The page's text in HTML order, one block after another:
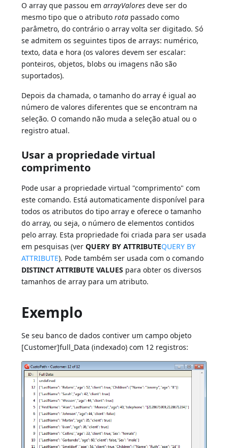
O array que passou emarrayValores deve ser do
mesmo tipo que o atributorota passado como
parâmetro, do contrário o array volta ser digitado. Só
se admitem os seguintes tipos de arrays: numérico,
texto, data e hora (os valores devem ser escalar:
ponteiros, objetos, blobs ou imagens não são
suportados).
Depois da chamada, o tamanho do array é igual ao
número de valores diferentes que se encontram na
seleção. O comando não muda a seleção atual ou o
registro atual.
Usar a propriedade virtual
comprimento
Pode usar a propriedade virtual "comprimento" com
este comando. Está automaticamente disponível para
todos os atributos do tipo array e oferece o tamanho
do array, ou seja, o número de elementos contidos
pelo array. Esta propriedade foi criada para ser usada
em pesquisas (verQUERY BY ATTRIBUTEQUERY BY
ATTRIBUTE). Pode também ser usada com o comando
DISTINCT ATTRIBUTE VALUES para obter os diversos
tamanhos de array para um atributo.
Exemplo
Se seu banco de dados contiver um campo objeto
[Customer]full_Data (indexado) com 12 registros: